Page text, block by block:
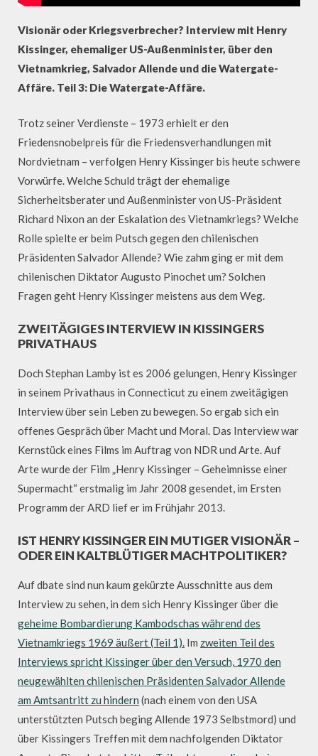
Visionär oder Kriegsverbrecher? Interview mit Henry
Kissinger, ehemaliger US-Außenminister, über den
Vietnamkrieg, Salvador Allende und die Watergate-
Affäre. Teil 3: Die Watergate-Affäre.
Trotz seiner Verdienste – 1973 erhielt er den
Friedensnobelpreis für die Friedensverhandlungen mit
Nordvietnam – verfolgen Henry Kissinger bis heute schwere
Vorwürfe. Welche Schuld trägt der ehemalige
Sicherheitsberater und Außenminister von US-Präsident
Richard Nixon an der Eskalation des Vietnamkriegs? Welche
Rolle spielte er beim Putsch gegen den chilenischen
Präsidenten Salvador Allende? Wie zahm ging er mit dem
chilenischen Diktator Augusto Pinochet um? Solchen
Fragen geht Henry Kissinger meistens aus dem Weg.
ZWEITÄGIGES INTERVIEW IN KISSINGERS
PRIVATHAUS
Doch Stephan Lamby ist es 2006 gelungen, Henry Kissinger
in seinem Privathaus in Connecticut zu einem zweitägigen
Interview über sein Leben zu bewegen. So ergab sich ein
offenes Gespräch über Macht und Moral. Das Interview war
Kernstück eines Films im Auftrag von NDR und Arte. Auf
Arte wurde der Film „Henry Kissinger – Geheimnisse einer
Supermacht“ erstmalig im Jahr 2008 gesendet, im Ersten
Programm der ARD lief er im Frühjahr 2013.
IST HENRY KISSINGER EIN MUTIGER VISIONÄR –
ODER EIN KALTBLÜTIGER MACHTPOLITIKER?
Auf dbate sind nun kaum gekürzte Ausschnitte aus dem
Interview zu sehen, in dem sich Henry Kissinger über die
geheime Bombardierung Kambodschas während des
Vietnamkriegs 1969 äußert (Teil 1). Im zweiten Teil des
Interviews spricht Kissinger über den Versuch, 1970 den
neugewählten chilenischen Präsidenten Salvador Allende
am Amtsantritt zu hindern (nach einem von den USA
unterstützten Putsch beging Allende 1973 Selbstmord) und
über Kissingers Treffen mit dem nachfolgenden Diktator